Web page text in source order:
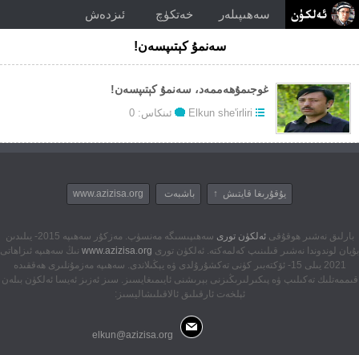
سەھىپىلەر خەتكۈچ ئىزدەش
سەنمۇ كېتىپسەن!
غوجىمۇھەممەد، سەنمۇ كېتىپسەن!
Elkun she'irliri ئىنكاس: 0
يۇقۇرىغا قايتىش ↑ باشبەت www.azizisa.org
بارلىق نەشىر ھوقۇقىئەلكۈن تورى
سەھىپىسىگە مەنسۈپ. مەزكۇر سەھىپە 2015- يىلىدىن
بۇيان لوندوندا نەشىر قىلىنىپ كەلمەكتە. ئەلكۈن تورى www.azizisa.org نىڭ سەھىپە ئىزاھاتى
2021 يىلى 15- ئۆكتەبىر كۈنى تەكشۇرۇلدى ۋە يېڭىلاندى. سەھىپە مەزمۇنلىرى ھەققىدە
قىممەتلىك تەكىلىپ ۋە پىكىرلىرىڭىزنى بېرىشنى ئايىمىغايسىز. سىز ئەزىز ئەيسا ئەلكۈن بىلەن
ئېلخەت ئارقىلىق ئالاقىلىشاليسىز: